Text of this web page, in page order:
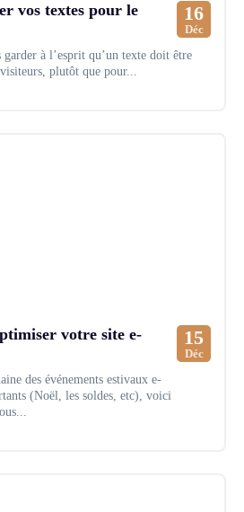
vos textes pour le
16
Déc
à l’esprit qu’un texte doit être
plutôt que pour...
votre site e-
15
Déc
des événements estivaux e-
(Noël, les soldes, etc), voici